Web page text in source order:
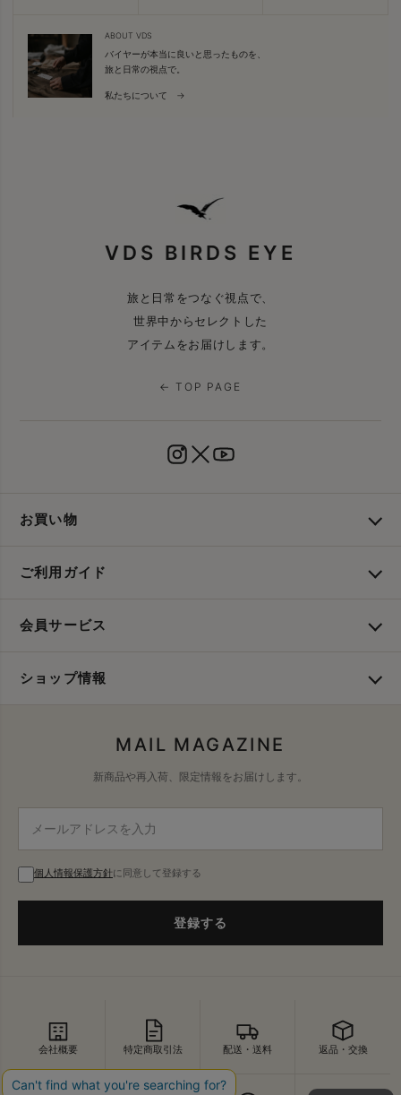
ABOUT VDS
バイヤーが本当に良いと思ったものを、
旅と日常の視点で。
私たちについて →
VDS BIRDS EYE
旅と日常をつなぐ視点で、
世界中からセレクトした
アイテムをお届けします。
← TOP PAGE
お買い物
ご利用ガイド
会員サービス
ショップ情報
MAIL MAGAZINE
新商品や再入荷、限定情報をお届けします。
個人情報保護方針に同意して登録する
登録する
会社概要 特定商取引法 配送・送料 返品・交換